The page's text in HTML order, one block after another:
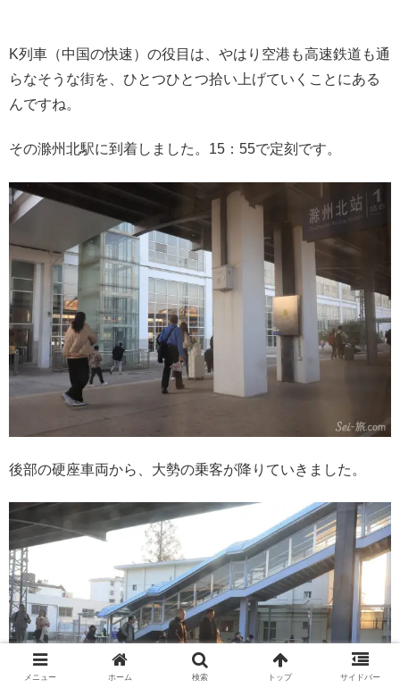
K列車（中国の快速）の役目は、やはり空港も高速鉄道も通
らなそうな街を、ひとつひとつ拾い上げていくことにある
んですね。
その滁州北駅に到着しました。15：55で定刻です。
後部の硬座車両から、大勢の乗客が降りていきました。
メニュー ホーム 検索 トップ サイドバー